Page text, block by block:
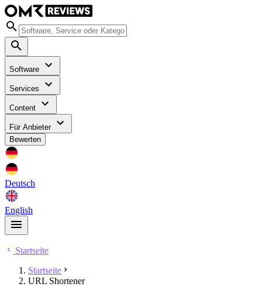
Software
Services
Content
Für Anbieter
Bewerten
Deutsch
English
Startseite
Startseite
URL Shortener